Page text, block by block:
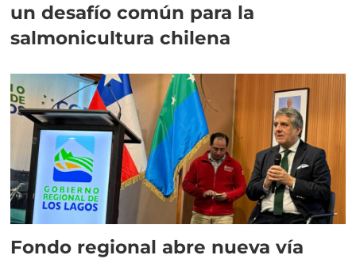
un desafío común para la
salmonicultura chilena
Fondo regional abre nueva vía